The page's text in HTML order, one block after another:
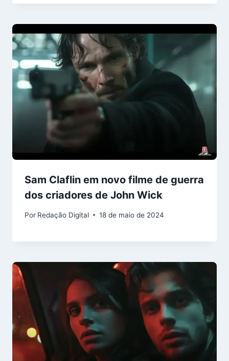
Sam Claflin em novo filme de guerra
dos criadores de John Wick
Por Redação Digital 18 de maio de 2024